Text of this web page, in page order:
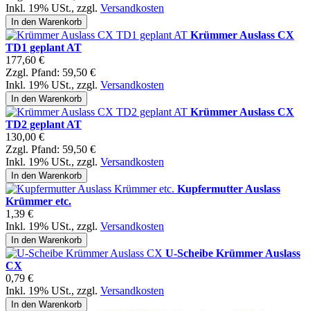
Inkl. 19% USt., zzgl. Versandkosten
In den Warenkorb
Krümmer Auslass CX
TD1 geplant AT
177,60 €
Zzgl. Pfand: 59,50 €
Inkl. 19% USt., zzgl. Versandkosten
In den Warenkorb
Krümmer Auslass CX
TD2 geplant AT
130,00 €
Zzgl. Pfand: 59,50 €
Inkl. 19% USt., zzgl. Versandkosten
In den Warenkorb
Kupfermutter Auslass
Krümmer etc.
1,39 €
Inkl. 19% USt., zzgl. Versandkosten
In den Warenkorb
U-Scheibe Krümmer Auslass
CX
0,79 €
Inkl. 19% USt., zzgl. Versandkosten
In den Warenkorb